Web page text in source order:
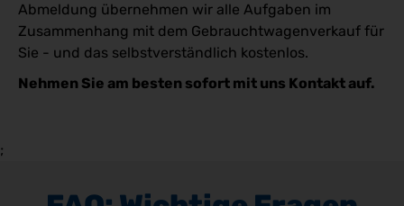
Abmeldung übernehmen wir alle Aufgaben im
Zusammenhang mit dem Gebrauchtwagenverkauf für
Sie - und das selbstverständlich kostenlos.
Nehmen Sie am besten sofort mit uns Kontakt auf.
;